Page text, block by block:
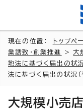
現在の位置： トップペ
業誘致・創業推進
>大
地法に基づく届出の状
法に基づく届出の状
大規模小売